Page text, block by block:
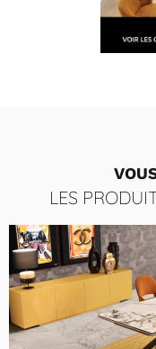
LES